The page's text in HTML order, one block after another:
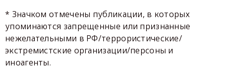
* Значком отмечены публикации, в которых
упоминаются запрещенные или признанные
нежелательными в РФ/террористические/
экстремистские организации/персоны и
иноагенты.